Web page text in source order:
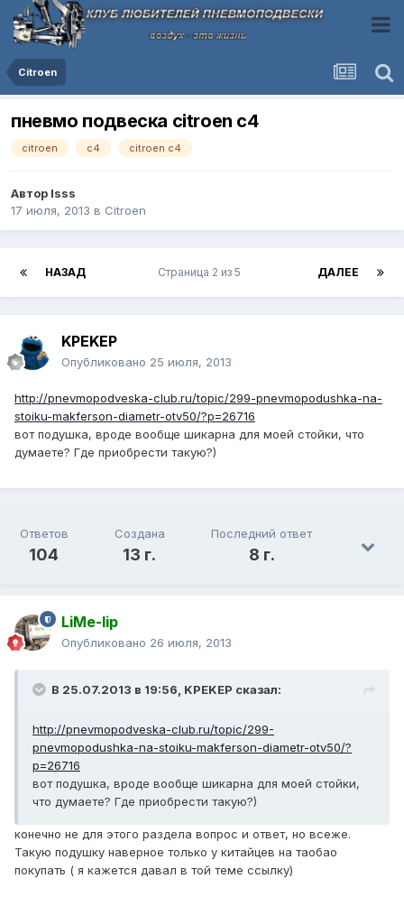
Citroen
пневмо подвеска citroen c4
citroen c4 citroen c4
Автор lsss
17 июля, 2013 в Citroen
НАЗАД ДАЛЕЕ
Страница 2 из 5
KPEKEP
Опубликовано 25 июля, 2013
http://pnevmopodveska-club.ru/topic/299-pnevmopodushka-na-
stoiku-makferson-diametr-otv50/?p=26716
вот подушка, вроде вообще шикарна для моей стойки, что
думаете? Где приобрести такую?)
Ответов
104
Создана
13 г.
Последний ответ
8 г.
LiMe-lip
Опубликовано 26 июля, 2013
В 25.07.2013 в 19:56, KPEKEP сказал:
http://pnevmopodveska-club.ru/topic/299-
pnevmopodushka-na-stoiku-makferson-diametr-otv50/?
p=26716
вот подушка, вроде вообще шикарна для моей стойки,
что думаете? Где приобрести такую?)
конечно не для этого раздела вопрос и ответ, но всеже.
Такую подушку наверное только у китайцев на таобао
покупать ( я кажется давал в той теме ссылку)